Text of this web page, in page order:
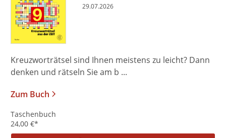
29.07.2026
Kreuzworträtsel sind Ihnen meistens zu leicht? Dann
denken und rätseln Sie am b ...
Zum Buch
Taschenbuch
24,00 €*